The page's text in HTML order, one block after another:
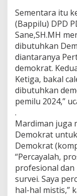
Sementara itu
(Bappilu) DPD
Sane,SH.MH
dibutuhkan
diantaranya
demokrat.
Ketiga, bakal
dibutuhkan
pemilu 2024,”
.
Mardiman juga
Demokrat
Demokrat
“Percayalah,
profesional dan
survei. Saya
hal-hal mistis,”